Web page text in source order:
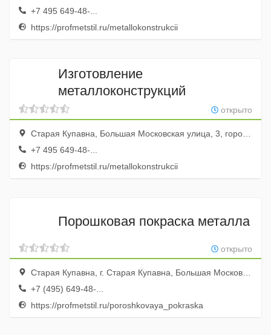
+7 495 649-48-...
https://profmetstil.ru/metallokonstrukcii
Изготовление
металлоконструкций
открыто
Старая Купавна, Большая Московская улица, 3, город Старая Купавна, Московская область, Россия
+7 495 649-48-...
https://profmetstil.ru/metallokonstrukcii
Порошковая покраска металла
открыто
Старая Купавна, г. Старая Купавна, Большая Московская, дом 3
+7 (495) 649-48-...
https://profmetstil.ru/poroshkovaya_pokraska